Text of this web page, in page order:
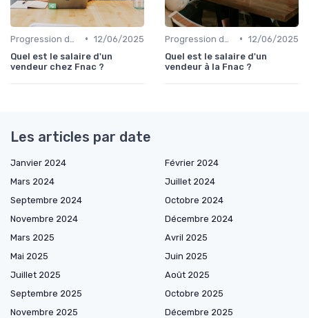
• 12/06/2025
Quel est le salaire d'un
vendeur chez Fnac ?
• 12/06/2025
Quel est le salaire d'un
vendeur à la Fnac ?
Les articles par date
Janvier 2024
Février 2024
Mars 2024
Juillet 2024
Septembre 2024
Octobre 2024
Novembre 2024
Décembre 2024
Mars 2025
Avril 2025
Mai 2025
Juin 2025
Juillet 2025
Août 2025
Septembre 2025
Octobre 2025
Novembre 2025
Décembre 2025